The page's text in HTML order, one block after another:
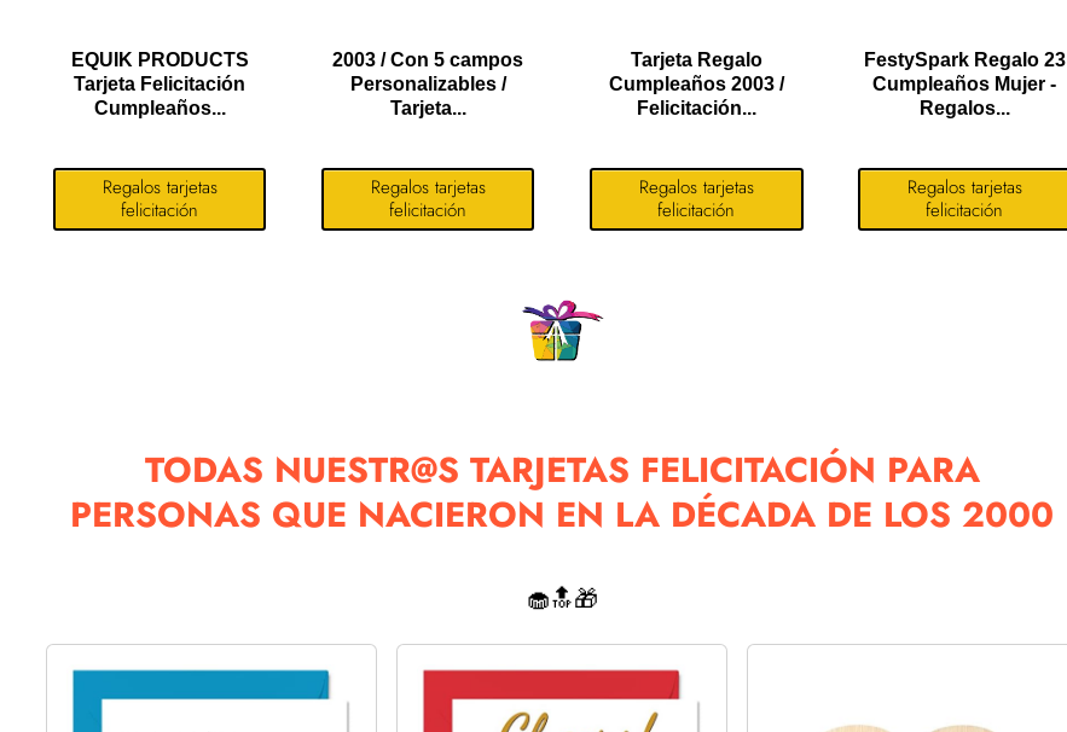
EQUIK PRODUCTS
Tarjeta Felicitación
Cumpleaños...
Regalos tarjetas
felicitación
2003 / Con 5 campos
Personalizables /
Tarjeta...
Regalos tarjetas
felicitación
Tarjeta Regalo
Cumpleaños 2003 /
Felicitación...
Regalos tarjetas
felicitación
FestySpark Regalo 23
Cumpleaños Mujer -
Regalos...
Regalos tarjetas
felicitación
TODAS NUESTR@S TARJETAS FELICITACIÓN PARA
PERSONAS QUE NACIERON EN LA DÉCADA DE LOS 2000
🧁🔝🎁